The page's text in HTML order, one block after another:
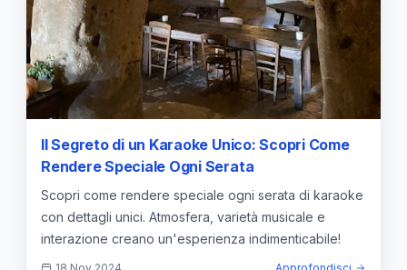
Il Segreto di un Karaoke Unico: Scopri Come
Rendere Speciale Ogni Serata
Scopri come rendere speciale ogni serata di karaoke
con dettagli unici. Atmosfera, varietà musicale e
interazione creano un'esperienza indimenticabile!